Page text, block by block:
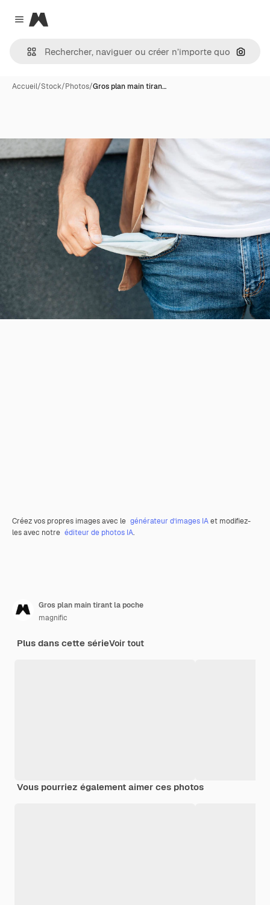
Close menu
Magnific
Accueil/Stock/Photos/Gros plan main tiran…
Créez vos propres images avec le générateur d’images IAet modifiez-
les avec notre éditeur de photos IA.
Gros plan main tirant la poche
magnific
Plus dans cette sérieVoir tout
Vous pourriez également aimer ces photos